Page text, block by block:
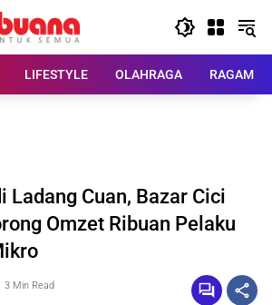
LIFESTYLE OLAHRAGA RAGAM
Ladang Cuan, Bazar Cici
Omzet Ribuan Pelaku
3 Min Read